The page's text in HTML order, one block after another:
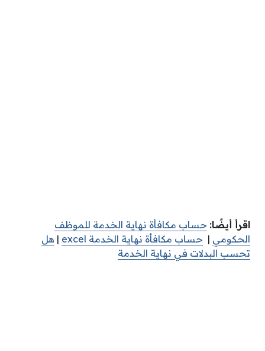
اقرأ أيضًا: حساب مكافأة نهاية الخدمة للموظف
الحكومي | حساب مكافأة نهاية الخدمة excel | هل
تحسب البدلات في نهاية الخدمة